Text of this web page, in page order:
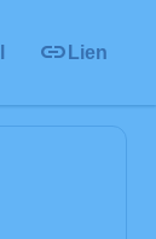
Lien